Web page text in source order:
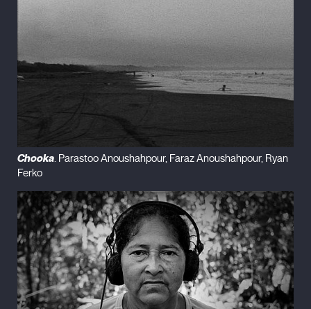
Chooka. Parastoo Anoushahpour, Faraz Anoushahpour, Ryan
Ferko